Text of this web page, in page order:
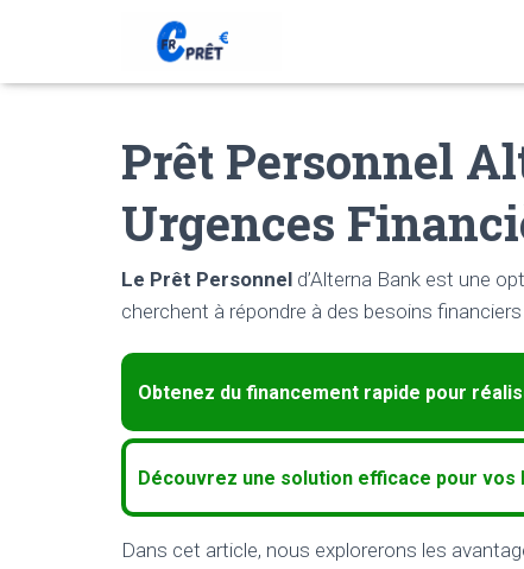
Prêt Personnel
Urgences
Le Prêt Personnel d’Alterna Bank est une
cherchent à répondre à des besoins
Obtenez du financement rapide pour
Découvrez une solution efficace pour vos
Dans cet article, nous explorerons les